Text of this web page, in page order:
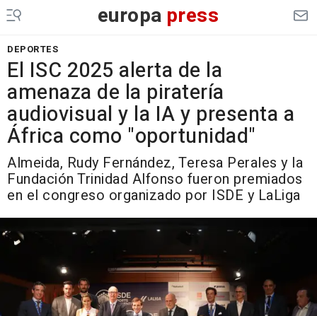
europa press
DEPORTES
El ISC 2025 alerta de la
amenaza de la piratería
audiovisual y la IA y presenta a
África como "oportunidad"
Almeida, Rudy Fernández, Teresa Perales y la
Fundación Trinidad Alfonso fueron premiados
en el congreso organizado por ISDE y LaLiga